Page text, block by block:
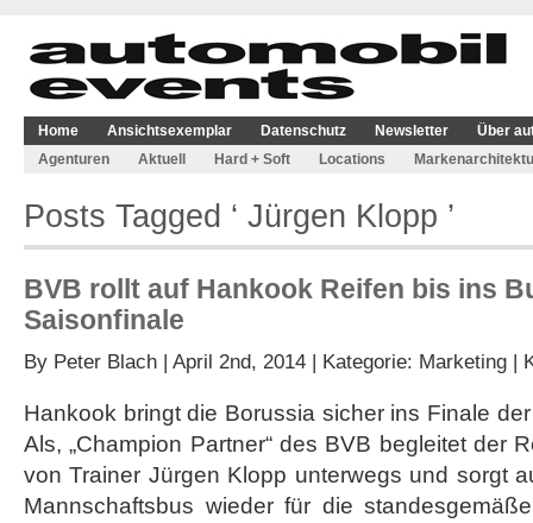
Home Ansichtsexemplar Datenschutz Newsletter
Über
Agenturen
Aktuell Hard + Soft Locations
Posts Tagged ‘ Jürgen Klopp ’
BVB rollt auf Hankook Reifen bis ins
Saisonfinale
By Peter Blach | April 2nd, 2014 | Kategorie: Marketing |
Hankook bringt die Borussia sicher ins Finale
Als, „Champion Partner“ des BVB begleitet der
von Trainer Jürgen Klopp unterwegs und sorgt
Mannschaftsbus wieder für die